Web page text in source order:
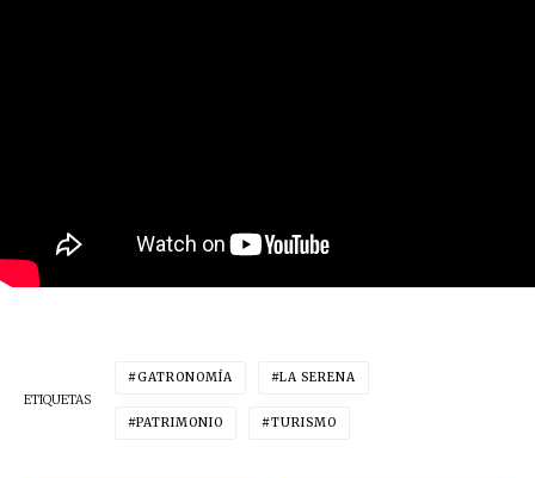
ETIQUETAS
GATRONOMÍA LA SERENA
PATRIMONIO TURISMO